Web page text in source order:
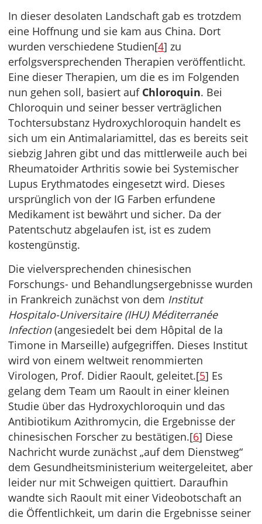
In dieser desolaten Landschaft gab es trotzdem
eine Hoffnung und sie kam aus China. Dort
wurden verschiedene Studien[4] zu
erfolgsversprechenden Therapien veröffentlicht.
Eine dieser Therapien, um die es im Folgenden
nun gehen soll, basiert auf Chloroquin. Bei
Chloroquin und seiner besser verträglichen
Tochtersubstanz Hydroxychloroquin handelt es
sich um ein Antimalariamittel, das es bereits seit
siebzig Jahren gibt und das mittlerweile auch bei
Rheumatoider Arthritis sowie bei Systemischer
Lupus Erythmatodes eingesetzt wird. Dieses
ursprünglich von der IG Farben erfundene
Medikament ist bewährt und sicher. Da der
Patentschutz abgelaufen ist, ist es zudem
kostengünstig.
Die vielversprechenden chinesischen
Forschungs- und Behandlungsergebnisse wurden
in Frankreich zunächst von dem Institut
Hospitalo-Universitaire (IHU) Méditerranée
Infection(angesiedelt bei dem Hôpital de la
Timone in Marseille) aufgegriffen. Dieses Institut
wird von einem weltweit renommierten
Virologen, Prof. Didier Raoult, geleitet.[5] Es
gelang dem Team um Raoult in einer kleinen
Studie über das Hydroxychloroquin und das
Antibiotikum Azithromycin, die Ergebnisse der
chinesischen Forscher zu bestätigen.[6] Diese
Nachricht wurde zunächst „auf dem Dienstweg“
dem Gesundheitsministerium weitergeleitet, aber
leider nur mit Schweigen quittiert. Daraufhin
wandte sich Raoult mit einer Videobotschaft an
die Öffentlichkeit, um darin die Ergebnisse seiner